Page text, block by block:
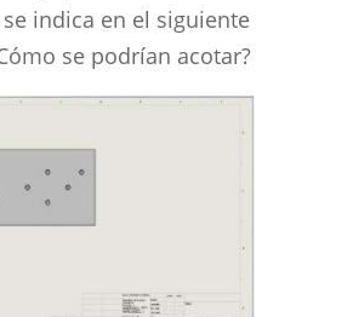
indica en el siguiente
se podrían acotar?